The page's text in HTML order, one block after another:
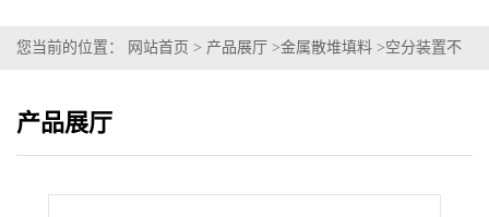
您当前的位置： 网站首页 > 产品展厅 >金属散堆填料 >空分装置不
产品展厅